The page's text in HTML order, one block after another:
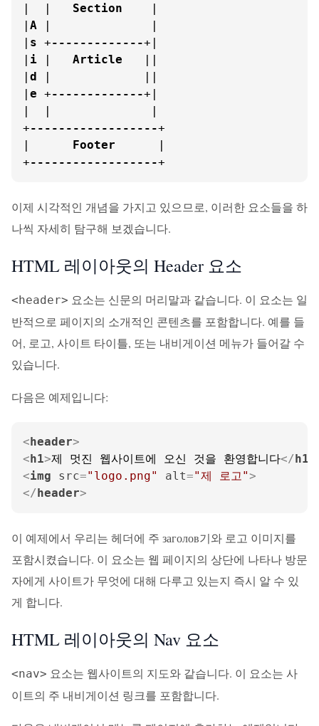
|  | Section
    |
| A |              |
| s +-------------+|
| i | Article
   ||
| d |             ||
| e +-------------+|
|  |              |
+------------------+
| Footer
      |
+------------------+
이제 시각적인 개념을 가지고 있으므로, 이러한 요소들을 하
나씩 자세히 탐구해 보겠습니다.
HTML 레이아웃의 Header 요소
<header> 요소는 신문의 머리말과 같습니다. 이 요소는 일
반적으로 페이지의 소개적인 콘텐츠를 포함합니다. 예를 들
어, 로고, 사이트 타이틀, 또는 내비게이션 메뉴가 들어갈 수
있습니다.
다음은 예제입니다:
<header>
<h1>제 멋진 웹사이트에 오신 것을 환영합니다</h1
<img src="logo.png" alt="제 로고">
</header>
이 예제에서 우리는 헤더에 주 заголов기와 로고 이미지를
포함시켰습니다. 이 요소는 웹 페이지의 상단에 나타나 방문
자에게 사이트가 무엇에 대해 다루고 있는지 즉시 알 수 있
게 합니다.
HTML 레이아웃의 Nav 요소
<nav> 요소는 웹사이트의 지도와 같습니다. 이 요소는 사
이트의 주 내비게이션 링크를 포함합니다.